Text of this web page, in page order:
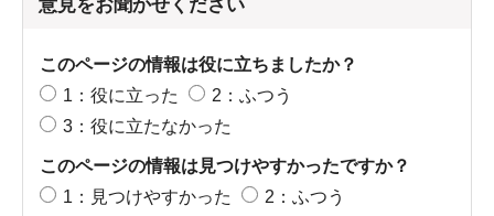
意見をお聞かせください
このページの情報は役に立ちましたか？
1：役に立った
2：ふつう
3：役に立たなかった
このページの情報は見つけやすかったですか？
1：見つけやすかった
2：ふつう